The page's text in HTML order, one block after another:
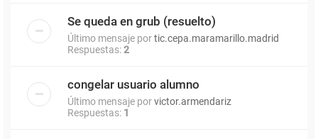
Se queda en grub (resuelto)
Último mensaje portic.cepa.maramarillo.madrid
Respuestas:2
congelar usuario alumno
Último mensaje porvictor.armendariz
Respuestas: 1